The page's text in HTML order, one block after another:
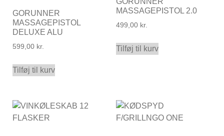
GORUNNER
MASSAGEPISTOL
DELUXE ALU
599,00 kr.
Tilføj til kurv
MASSAGEPISTOL 2.0
499,00 kr.
Tilføj til kurv